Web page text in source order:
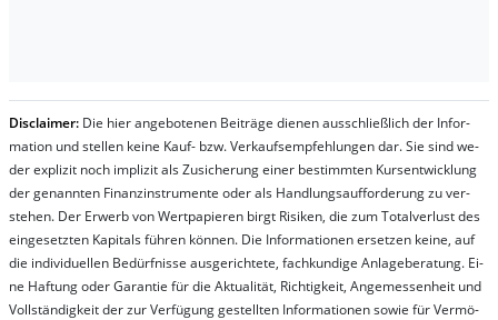
Dis­clai­mer: Die hier an­ge­bo­te­nen Bei­trä­ge die­nen aus­schließ­lich der In­for­
ma­t­ion und stel­len kei­ne Kauf- bzw. Ver­kaufs­em­pfeh­lung­en dar. Sie sind we­
der ex­pli­zit noch im­pli­zit als Zu­sich­er­ung ei­ner be­stim­mt­en Kurs­ent­wick­lung
der ge­nan­nt­en Fi­nanz­in­stru­men­te oder als Handl­ungs­auf­for­der­ung zu ver­
steh­en. Der Er­werb von Wert­pa­pier­en birgt Ri­si­ken, die zum To­tal­ver­lust des
ein­ge­setz­ten Ka­pi­tals füh­ren kön­nen. Die In­for­ma­tion­en er­setz­en kei­ne, auf
die in­di­vi­du­el­len Be­dür­fnis­se aus­ge­rich­te­te, fach­kun­di­ge An­la­ge­be­ra­tung. Ei­
ne Haf­tung oder Ga­ran­tie für die Ak­tu­ali­tät, Rich­tig­keit, An­ge­mes­sen­heit und
Vol­lständ­ig­keit der zur Ver­fü­gung ge­stel­lt­en In­for­ma­tion­en so­wie für Ver­mö­